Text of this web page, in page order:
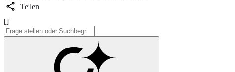
Teilen
[]